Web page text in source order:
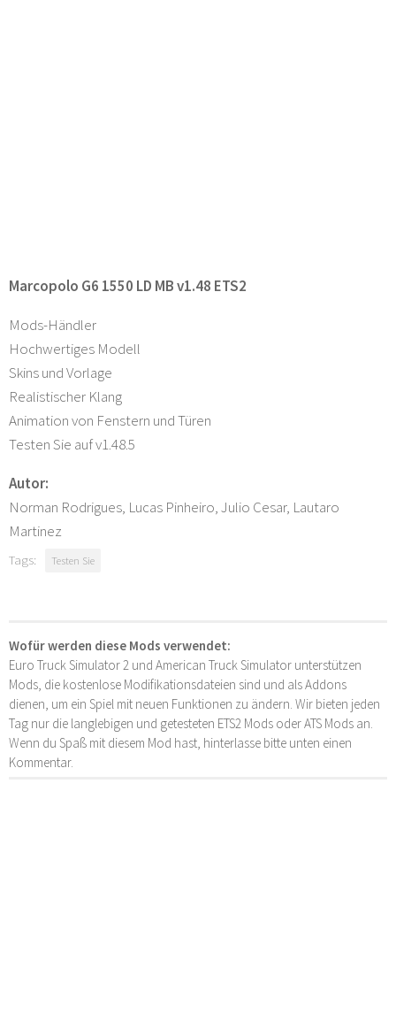
Marcopolo G6 1550 LD MB v1.48 ETS2
Mods-Händler
Hochwertiges Modell
Skins und Vorlage
Realistischer Klang
Animation von Fenstern und Türen
Testen Sie auf v1.48.5
Autor:
Norman Rodrigues, Lucas Pinheiro, Julio Cesar, Lautaro
Martinez
Tags: Testen Sie
Wofür werden diese Mods verwendet:
Euro Truck Simulator 2 und American Truck Simulator unterstützen
Mods, die kostenlose Modifikationsdateien sind und als Addons
dienen, um ein Spiel mit neuen Funktionen zu ändern. Wir bieten jeden
Tag nur die langlebigen und getesteten ETS2 Mods oder ATS Mods an.
Wenn du Spaß mit diesem Mod hast, hinterlasse bitte unten einen
Kommentar.